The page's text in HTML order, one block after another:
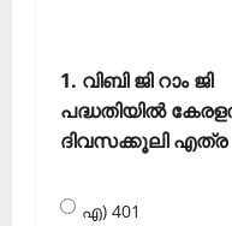
1. വിബി ജി റാം ജി
പദ്ധതിയില്‍
ദിവസക്കൂലി എത്ര
എ) 401